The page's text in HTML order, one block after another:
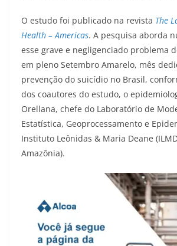
O estudo foi publicado na revista The
Health – Americas. A pesquisa aborda
esse grave e negligenciado problema
em pleno Setembro Amarelo, mês
prevenção do suicídio no Brasil,
dos coautores do estudo, o
Orellana, chefe do Laboratório de
Estatística, Geoprocessamento e
Instituto Leônidas & Maria Deane
Amazônia).